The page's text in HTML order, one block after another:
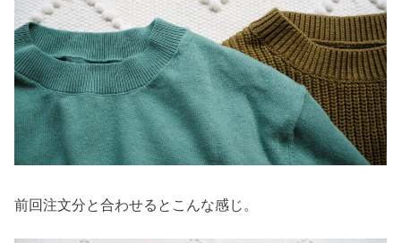
前回注文分と合わせるとこんな感じ。